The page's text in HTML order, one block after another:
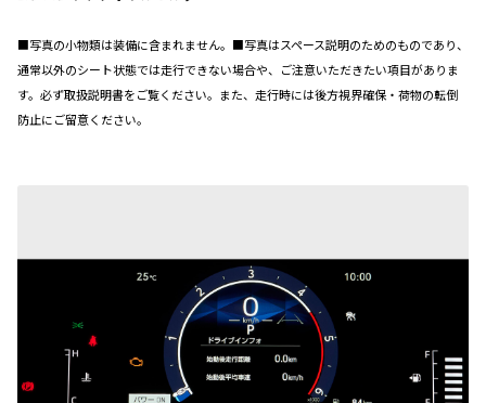
■写真の小物類は装備に含まれません。■写真はスペース説明のためのものであり、
通常以外のシート状態では走行できない場合や、ご注意いただきたい項目がありま
す。必ず取扱説明書をご覧ください。また、走行時には後方視界確保・荷物の転倒
防止にご留意ください。